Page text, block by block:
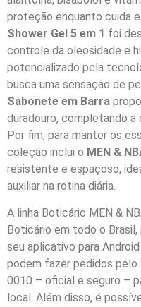
proteção enquanto cuida
Shower Gel 5 em 1 foi
controle da oleosidade e
potencializado pela
busca uma sensação de
Sabonete em Barra
duradouro, completando a
Por fim, para manter os
coleção inclui o MEN &
resistente e espaçoso,
auxiliar na rotina diária.
A linha Boticário MEN &
Boticário em todo o
seu aplicativo para
podem fazer pedidos pelo
0010 – oficial e seguro –
local. Além disso, é